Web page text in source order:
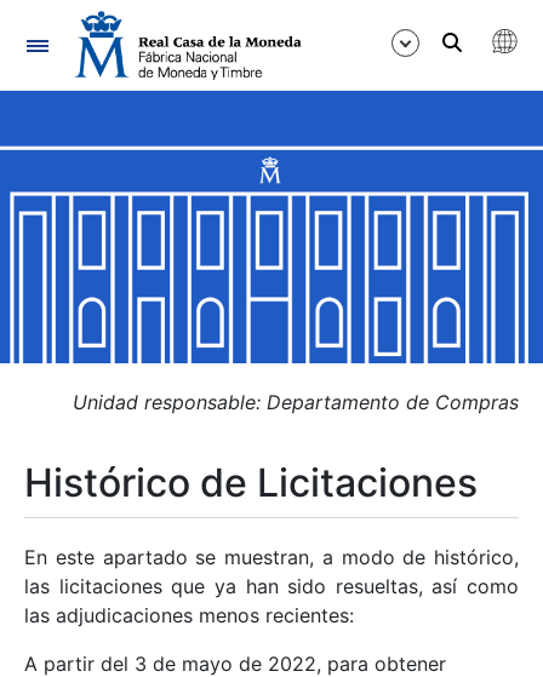
Navegación
Mostrar/Ocultar
Mostrar/Ocultar
Mostrar/Ocultar
Mostrar/Ocultar
Mostrar/Ocultar
Unidad responsable: Departamento de Compras
Histórico de Licitaciones
En este apartado se muestran, a modo de histórico,
las licitaciones que ya han sido resueltas, así como
las adjudicaciones menos recientes:
A partir del 3 de mayo de 2022, para obtener